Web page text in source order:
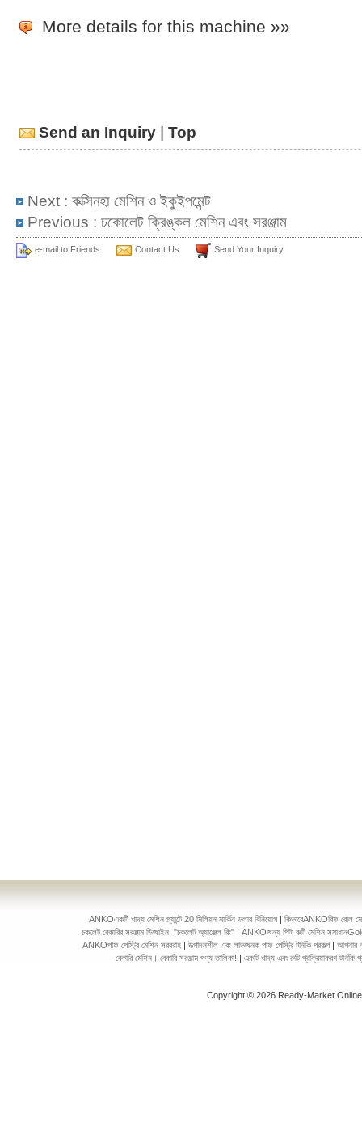
More details for this machine »»
Send an Inquiry | Top
Next : কক্সিনহা মেশিন ও ইকুইপমেন্ট
Previous : চকোলেট ক্রিঙ্কল মেশিন এবং সরঞ্জাম
e-mail to Friends Contact Us Send Your Inquiry
ANKOএকটি খাদ্য মেশিন প্ল্যান্টে 20 মিলিয়ন মার্কিন ডলার বিনিয়োগ |কিভাবেANKOবিফ রোল
চকলেট বেকারির সরঞ্জাম ডিজাইন, "চকলেট অ্যাঞ্জেল রিং" |ANKOজন্য পিটা রুটি মেশিন
ANKOপাফ পেস্ট্রি মেশিন সরবরাহ |উত্পাদনশীল এবং লাভজনক পাফ পেস্ট্রি টার্নকি প্রকল্প|আপনার
বেকারি মেশিন। বেকারি সরঞ্জাম পণ্য তালিকা! | একটি খাদ্য এবং রুটি প্রক্রিয়াকরণ
Copyright © 2026 Ready-Market